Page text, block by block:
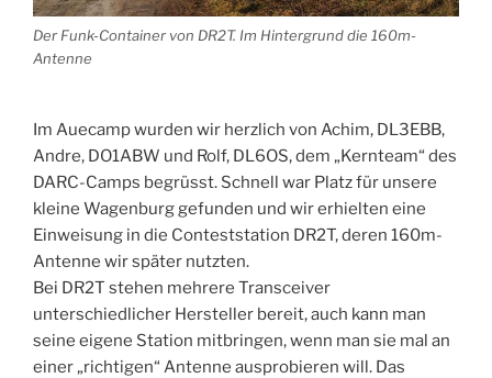
Der Funk-Container von DR2T. Im Hintergrund die 160m-
Antenne
Im Auecamp wurden wir herzlich von Achim, DL3EBB,
Andre, DO1ABW und Rolf, DL6OS, dem „Kernteam“ des
DARC-Camps begrüsst. Schnell war Platz für unsere
kleine Wagenburg gefunden und wir erhielten eine
Einweisung in die Conteststation DR2T, deren 160m-
Antenne wir später nutzten.
Bei DR2T stehen mehrere Transceiver
unterschiedlicher Hersteller bereit, auch kann man
seine eigene Station mitbringen, wenn man sie mal an
einer „richtigen“ Antenne ausprobieren will. Das